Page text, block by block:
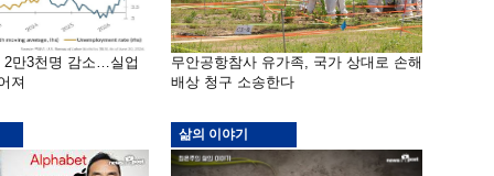
2만3천명 감소…실업
져
무안공항참사 유가족, 국가 상대로 손해
배상 청구 소송한다
삶의 이야기